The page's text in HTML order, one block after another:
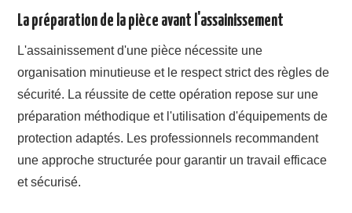
La préparation de la pièce avant l'assainissement
L'assainissement d'une pièce nécessite une
organisation minutieuse et le respect strict des règles de
sécurité. La réussite de cette opération repose sur une
préparation méthodique et l'utilisation d'équipements de
protection adaptés. Les professionnels recommandent
une approche structurée pour garantir un travail efficace
et sécurisé.